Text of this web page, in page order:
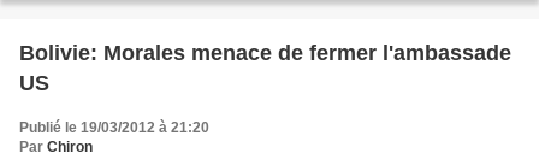
Bolivie: Morales menace de fermer l'ambassade
US
Publié le 19/03/2012 à 21:20
Par Chiron